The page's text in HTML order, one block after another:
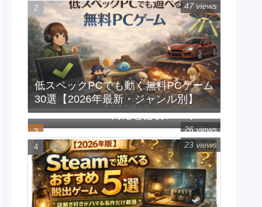
低スペックPCでも動く無料PCゲーム
30選【2026年最新・ジャンル別】
47 views
PCで遊べるFFシリーズ一覧｜
Steam/Windows対応と必要スペック
【2026年版】
26 views
23 views